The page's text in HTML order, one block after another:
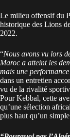
Le milieu offensif du
historique des Lions
2022.
“Nous avons vu lors
Maroc a atteint les
mais une
dans un entretien
vu de la rivalité
Pour Kebbal, cette
qu’une sélection
plus haut qu’un